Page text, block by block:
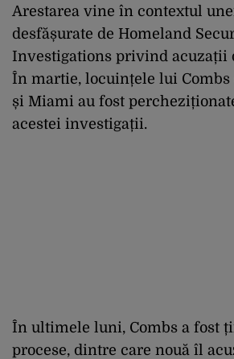
Arestarea vine în contextul
desfășurate de Homeland
Investigations privind acuzații
În martie, locuințele lui Combs
și Miami au fost
acestei investigații.
În ultimele luni, Combs a fost
procese, dintre care nouă îl